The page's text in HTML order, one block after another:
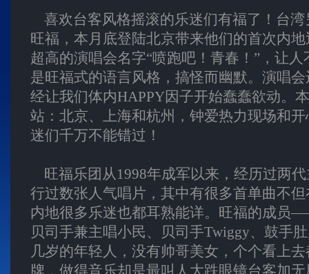
喜欢台客风格摇滚的乐迷们有福了！台湾
旺福，本月底登陆北京带来他们的首次内
超高的演唱会名字“喷跑吧！青春！”，让
是旺福式的语言风格，搞怪而幽默。演唱
经让我们体内HAPPY因子开始蠢蠢欲动。
站：北京、上海和杭州，钟爱热力现场和
迷们千万不能错过！
旺福乐团从1998年成军以来，经历过两
行过数张人气唱片，其中有很多首单曲不
内地很多乐迷也都耳熟能详。旺福的成员
贝司手兼主唱小民、贝司手Twiggy、鼓手
几岁的年轻人，没有帅哥美女，个个看上
牌，做得音乐却是最叫人大跌眼镜台客加